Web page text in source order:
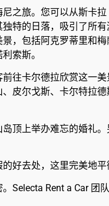
之旅。您可以从斯卡
特的日落，吸引了所
，包括阿克罗蒂里和
索斯。
往卡尔德拉欣赏这一
皮尔戈斯、卡尔特拉
顶上举办难忘的婚礼
好去处，这里完美地平
Selecta Rent a Car 团